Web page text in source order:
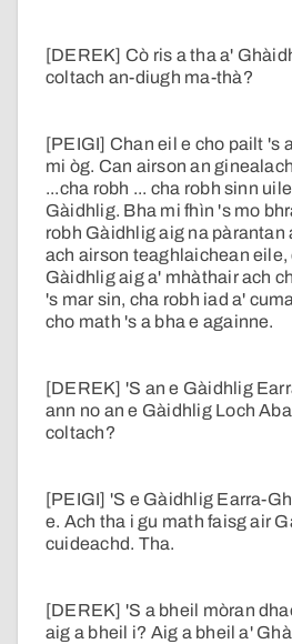
[DEREK] Cò ris a tha a'
coltach an-diugh ma-thà?
[PEIGI] Chan eil e cho pailt 's
mi òg. Can airson an
...cha robh ... cha robh sinn
Gàidhlig. Bha mi fhìn 's mo
robh Gàidhlig aig na pàrantan
ach airson teaghlaichean eile,
Gàidhlig aig a' mhàthair ach
's mar sin, cha robh iad a'
cho math 's a bha e againne.
[DEREK] 'S an e Gàidhlig
ann no an e Gàidhlig Loch
coltach?
[PEIGI] 'S e Gàidhlig Earra-
e. Ach tha i gu math faisg air
cuideachd. Tha.
[DEREK] 'S a bheil mòran
aig a bheil i? Aig a bheil a'